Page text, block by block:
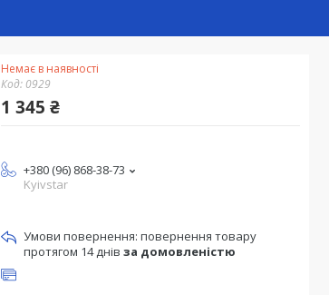
Немає в наявності
Код: 0929
1 345 ₴
+380 (96) 868-38-73
Kyivstar
повернення товару
протягом 14 днів за домовленістю